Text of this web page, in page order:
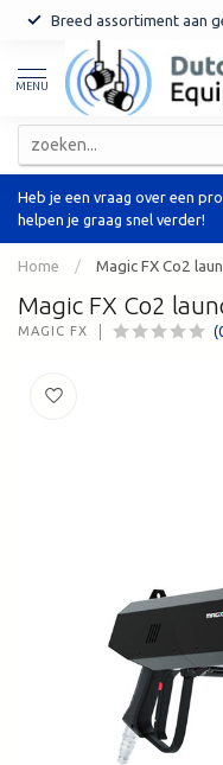
Breed assortiment aan
MENU
Heb je een vraag over een
helpen je graag snel verder!
Home / Magic FX Co2
Magic FX Co2
MAGIC FX